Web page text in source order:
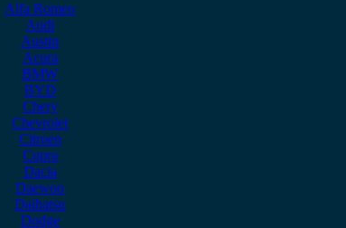
Alfa Romeo
Audi
Austin
Acura
BMW
BYD
Chery
Chevrolet
Citroen
Cupra
Dacia
Daewoo
Daihatsu
Dodge